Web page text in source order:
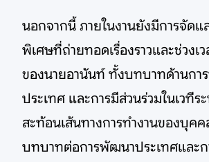
นอกจากนี้ ภายในงานยังมีการจัดแ
พิเศษที่ถ่ายทอดเรื่องราวและช่วงเ
ของนายอานันท์ ทั้งบทบาทด้านกา
ประเทศ และการมีส่วนร่วมในเวทีร
สะท้อนเส้นทางการทำงานของบุค
บทบาทต่อการพัฒนาประเทศและ